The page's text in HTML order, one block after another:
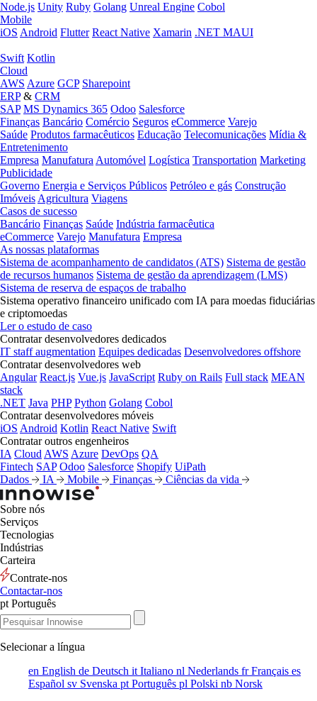
Node.js Unity Ruby Golang Unreal Engine Cobol
Mobile
iOS Android Flutter React Native Xamarin .NET MAUI
Swift Kotlin
Cloud
AWS Azure GCP Sharepoint
ERP& CRM
SAP MS Dynamics 365 Odoo Salesforce
Finanças Bancário Comércio Seguros eCommerce Varejo
Saúde Produtos farmacêuticos Educação Telecomunicações Mídia &
Entretenimento
Empresa Manufatura Automóvel Logística Transportation Marketing
Publicidade
Governo Energia e Serviços Públicos Petróleo e gás Construção
Imóveis Agricultura Viagens
Casos de sucesso
Bancário Finanças Saúde Indústria farmacêutica
eCommerce Varejo Manufatura Empresa
As nossas plataformas
Sistema de acompanhamento de candidatos (ATS) Sistema de gestão
de recursos humanos Sistema de gestão da aprendizagem (LMS)
Sistema de reserva de espaços de trabalho
Sistema operativo financeiro unificado com IA para moedas fiduciárias
e criptomoedas
Ler o estudo de caso
Contratar desenvolvedores dedicados
IT staff augmentation Equipes dedicadas Desenvolvedores offshore
Contratar desenvolvedores web
Angular React.js Vue.js JavaScript Ruby on Rails Full stack MEAN
stack
.NET Java PHP Python Golang Cobol
Contratar desenvolvedores móveis
iOS Android Kotlin React Native Swift
Contratar outros engenheiros
IA Cloud AWS Azure DevOps QA
Fintech SAP Odoo Salesforce Shopify UiPath
Dados
IA Mobile Finanças Ciências da vida
Sobre nós
Serviços
Tecnologias
Indústrias
Carteira
Contrate-nos
Contactar-nos
pt Português
Selecionar a língua
en English de Deutsch it Italiano nl Nederlands frFrançais es
Español sv Svenska pt Português pl Polski nb Norsk